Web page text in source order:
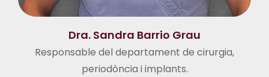
Dra. Sandra Barrio Grau
Responsable del departament de cirurgia,
periodòncia i implants.